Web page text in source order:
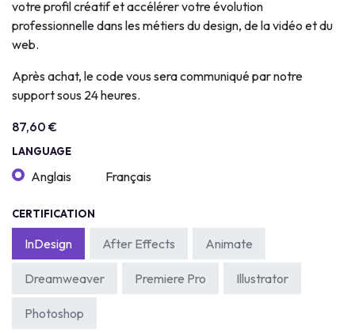
votre profil créatif et accélérer votre évolution
professionnelle dans les métiers du design, de la vidéo et du
web.
Après achat, le code vous sera communiqué par notre
support sous 24 heures.
87,60 €
LANGUAGE
Anglais Français
CERTIFICATION
InDesign After Effects Animate
Dreamweaver Premiere Pro Illustrator
Photoshop